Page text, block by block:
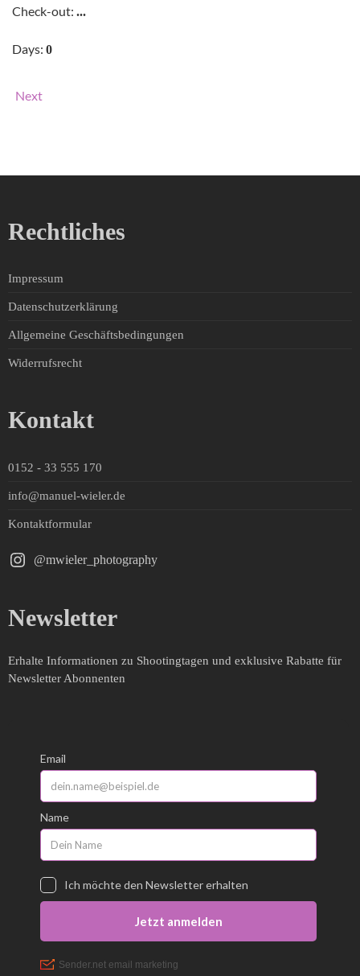
Check-out: ...
Days: 0
Next
Rechtliches
Impressum
Datenschutzerklärung
Allgemeine Geschäftsbedingungen
Widerrufsrecht
Kontakt
0152 - 33 555 170
info@manuel-wieler.de
Kontaktformular
@mwieler_photography
Newsletter
Erhalte Informationen zu Shootingtagen und exklusive Rabatte für
Newsletter Abonnenten